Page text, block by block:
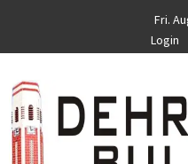
content
Fri.
Login